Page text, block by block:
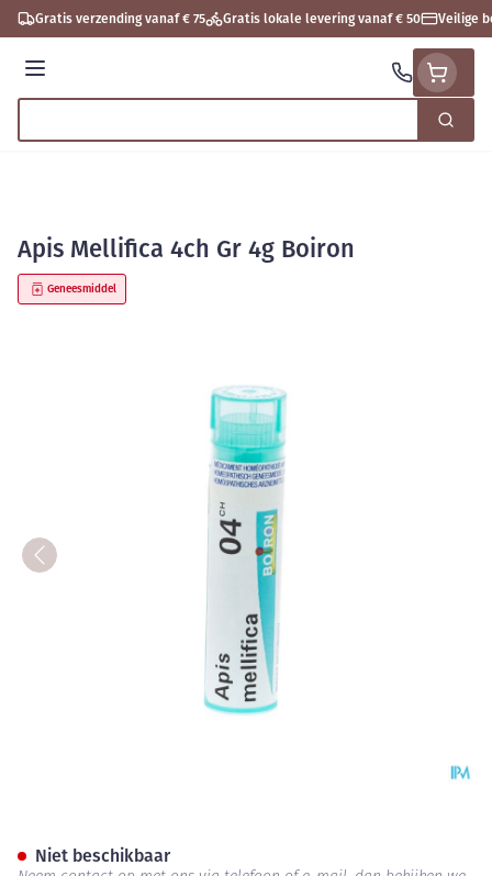
Ga naar de inhoud
Gratis verzending vanaf € 75 Gratis lokale levering vanaf € 50 Veilige
Menu
Zoek
Apis Mellifica 4ch Gr 4g Boiron
Geneesmiddel
Niet beschikbaar